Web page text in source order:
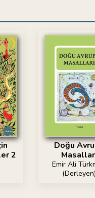
2
Doğu
Emir Ali
(Derleyen)